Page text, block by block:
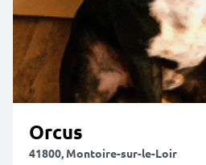
Orcus
41800, Montoire-sur-le-Loir